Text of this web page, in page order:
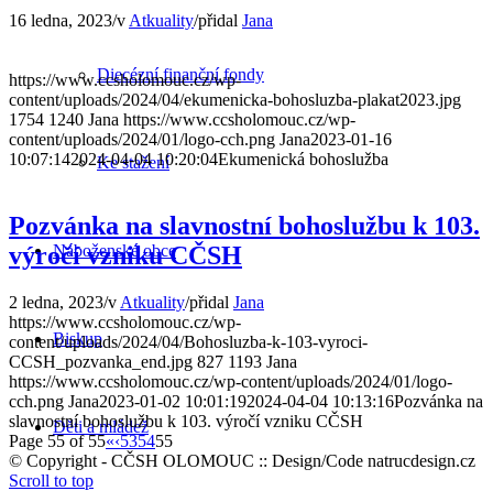
Diecézní finanční fondy
Ke stažení
Náboženské obce
Biskup
Děti a mládež
16 ledna, 2023/v Atkuality/přidal Jana
https://www.ccsholomouc.cz/wp-
content/uploads/2024/04/ekumenicka-bohosluzba-plakat2023.jpg
1754 1240 Jana https://www.ccsholomouc.cz/wp-
content/uploads/2024/01/logo-cch.png Jana2023-01-16
10:07:142024-04-04 10:20:04Ekumenická bohoslužba
Pozvánka na slavnostní bohoslužbu k 103.
výročí vzniku CČSH
2 ledna, 2023/v Atkuality/přidal Jana
https://www.ccsholomouc.cz/wp-
content/uploads/2024/04/Bohosluzba-k-103-vyroci-
CCSH_pozvanka_end.jpg 827 1193 Jana
https://www.ccsholomouc.cz/wp-content/uploads/2024/01/logo-
cch.png Jana2023-01-02 10:01:192024-04-04 10:13:16Pozvánka na
slavnostní bohoslužbu k 103. výročí vzniku CČSH
Page 55 of 55«‹535455
© Copyright - CČSH OLOMOUC :: Design/Code natrucdesign.cz
Scroll to top